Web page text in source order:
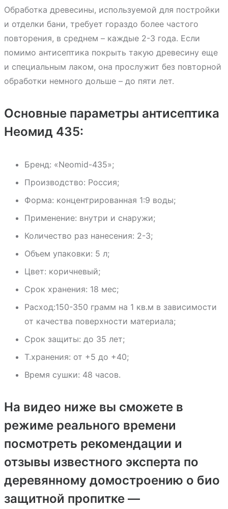
Обработка древесины, используемой для постройки
и отделки бани, требует гораздо более частого
повторения, в среднем – каждые 2-3 года. Если
помимо антисептика покрыть такую древесину еще
и специальным лаком, она прослужит без повторной
обработки немного дольше – до пяти лет.
Основные параметры антисептика
Неомид 435:
Бренд: «Neomid-435»;
Производство: Россия;
Форма: концентрированная 1:9 воды;
Применение: внутри и снаружи;
Количество раз нанесения: 2-3;
Объем упаковки: 5 л;
Цвет: коричневый;
Срок хранения: 18 мес;
Расход:150-350 грамм на 1 кв.м в зависимости
от качества поверхности материала;
Срок защиты: до 35 лет;
Т.хранения: от +5 до +40;
Время сушки: 48 часов.
На видео ниже вы сможете в
режиме реального времени
посмотреть рекомендации и
отзывы известного эксперта по
деревянному домостроению о био
защитной пропитке —